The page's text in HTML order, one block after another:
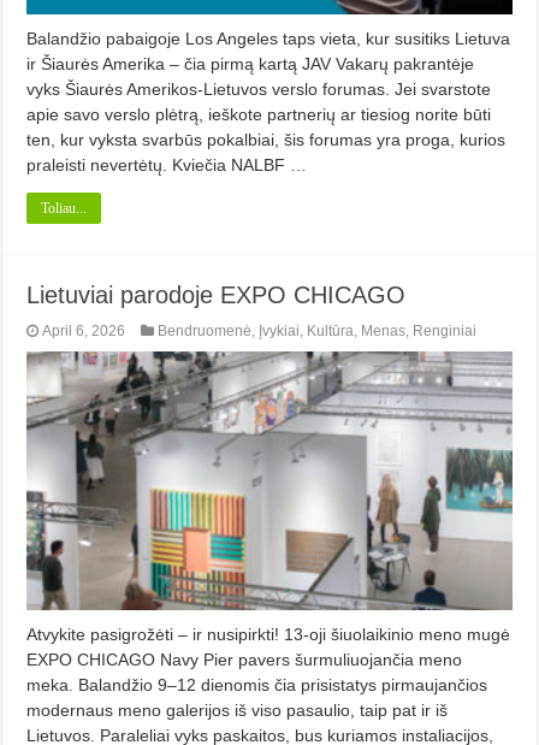
Balandžio pabaigoje Los Angeles taps vieta, kur susitiks Lietuva
ir Šiaurės Amerika – čia pirmą kartą JAV Vakarų pakrantėje
vyks Šiaurės Amerikos-Lietuvos verslo forumas. Jei svarstote
apie savo verslo plėtrą, ieškote partnerių ar tiesiog norite būti
ten, kur vyksta svarbūs pokalbiai, šis forumas yra proga, kurios
praleisti nevertėtų. Kviečia NALBF …
Toliau...
Lietuviai parodoje EXPO CHICAGO
April 6, 2026 Bendruomenė, Įvykiai, Kultūra, Menas, Renginiai
Atvykite pasigrožėti – ir nusipirkti! 13-oji šiuolaikinio meno mugė
EXPO CHICAGO Navy Pier pavers šurmuliuojančia meno
meka. Balandžio 9–12 dienomis čia prisistatys pirmaujančios
modernaus meno galerijos iš viso pasaulio, taip pat ir iš
Lietuvos. Paraleliai vyks paskaitos, bus kuriamos instaliacijos,